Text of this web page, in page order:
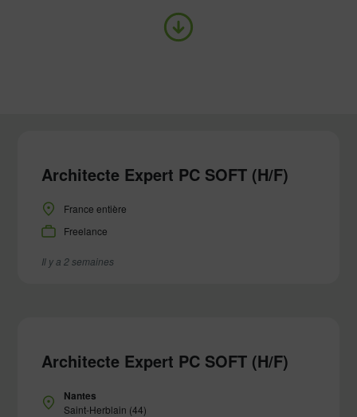
Architecte Expert PC SOFT (H/F)
France entière
Freelance
Il y a 2 semaines
Architecte Expert PC SOFT (H/F)
Nantes
Saint-Herblain (44)